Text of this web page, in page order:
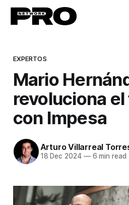
EXPERTOS
Mario
revoluciona
con Impesa
Arturo Villarreal
18 Dec 2024 —6 min read